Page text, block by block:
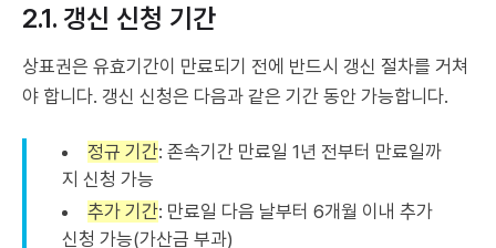
2.1. 갱신 신청 기간
상표권은 유효기간이 만료되기 전에 반드시 갱신 절차를 거쳐
야 합니다. 갱신 신청은 다음과 같은 기간 동안 가능합니다.
정규 기간: 존속기간 만료일 1년 전부터 만료일까
지 신청 가능
추가 기간: 만료일 다음 날부터 6개월 이내 추가
신청 가능(가산금 부과)